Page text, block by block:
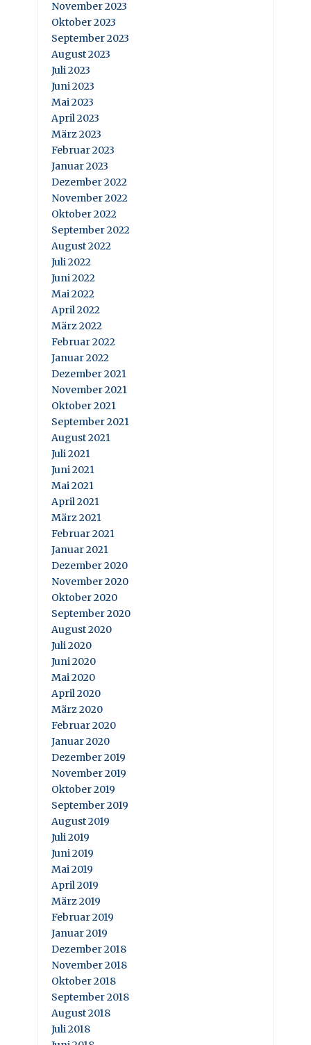
November 2023
Oktober 2023
September 2023
August 2023
Juli 2023
Juni 2023
Mai 2023
April 2023
März 2023
Februar 2023
Januar 2023
Dezember 2022
November 2022
Oktober 2022
September 2022
August 2022
Juli 2022
Juni 2022
Mai 2022
April 2022
März 2022
Februar 2022
Januar 2022
Dezember 2021
November 2021
Oktober 2021
September 2021
August 2021
Juli 2021
Juni 2021
Mai 2021
April 2021
März 2021
Februar 2021
Januar 2021
Dezember 2020
November 2020
Oktober 2020
September 2020
August 2020
Juli 2020
Juni 2020
Mai 2020
April 2020
März 2020
Februar 2020
Januar 2020
Dezember 2019
November 2019
Oktober 2019
September 2019
August 2019
Juli 2019
Juni 2019
Mai 2019
April 2019
März 2019
Februar 2019
Januar 2019
Dezember 2018
November 2018
Oktober 2018
September 2018
August 2018
Juli 2018